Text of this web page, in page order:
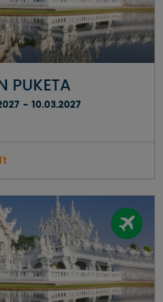
PUKETA
- 10.03.2027